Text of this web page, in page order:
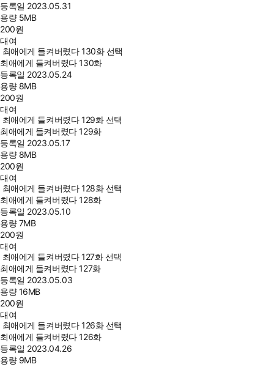
등록일 2023.05.31
용량 5MB
200원
대여
최애에게 들켜버렸다 130화 선택
최애에게 들켜버렸다 130화
등록일 2023.05.24
용량 8MB
200원
대여
최애에게 들켜버렸다 129화 선택
최애에게 들켜버렸다 129화
등록일 2023.05.17
용량 8MB
200원
대여
최애에게 들켜버렸다 128화 선택
최애에게 들켜버렸다 128화
등록일 2023.05.10
용량7MB
200원
대여
최애에게 들켜버렸다 127화 선택
최애에게 들켜버렸다 127화
등록일 2023.05.03
용량16MB
200원
대여
최애에게 들켜버렸다 126화 선택
최애에게 들켜버렸다 126화
등록일 2023.04.26
용량 9MB